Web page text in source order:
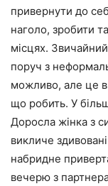
привернути до
наголо, зробити
місцях.
поруч з
можливо, але це
що робить. У
Доросла жінка з
викличе
набридне
вечерю з